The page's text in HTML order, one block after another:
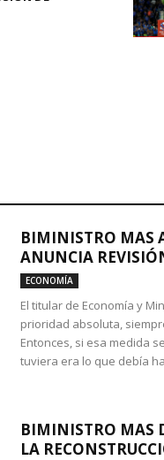
BIMINISTRO MAS
ANUNCIA
ECONOMÍA
El titular de Economía y
prioridad absoluta,
Entonces, si esa medida
tuviera era lo que debía
BIMINISTRO MAS
LA